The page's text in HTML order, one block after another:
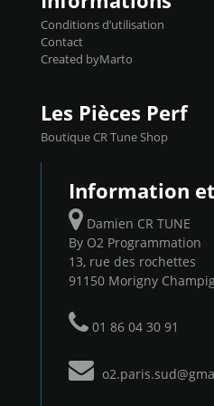
Conditions d’utilisation
Contact
Created byMarto
Les Pièces Perf
Boutique CR Tune Shop
Information
Damien CR TUNE
By O2 Programmation
13, rue des rochettes
91150 Morigny
01 86 04 30 91